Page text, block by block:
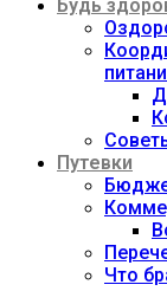
Будь
Путевки
Что